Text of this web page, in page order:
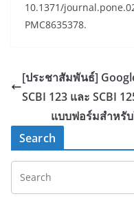
10.1371/
PMC8635378.
[ประชาสัมพันธ์]
SCBI 123 และ SCBI
แบบฟอร์มสำหรั
Search